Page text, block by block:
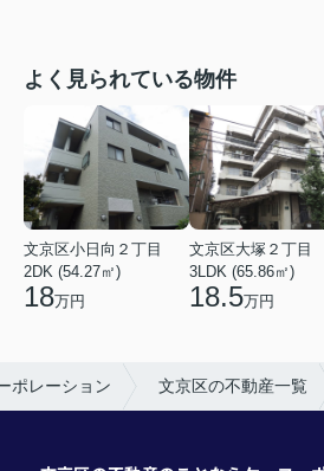
よく見られている物件
文京区小日向２丁目
2DK (54.27㎡)
18万円
文京区大塚２丁目
3LDK (65.86㎡)
18.5万円
ポレーション 文京区の不動産一覧